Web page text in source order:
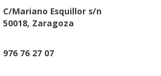
C/Mariano Esquillor s/n
50018, Zaragoza
976 76 27 07